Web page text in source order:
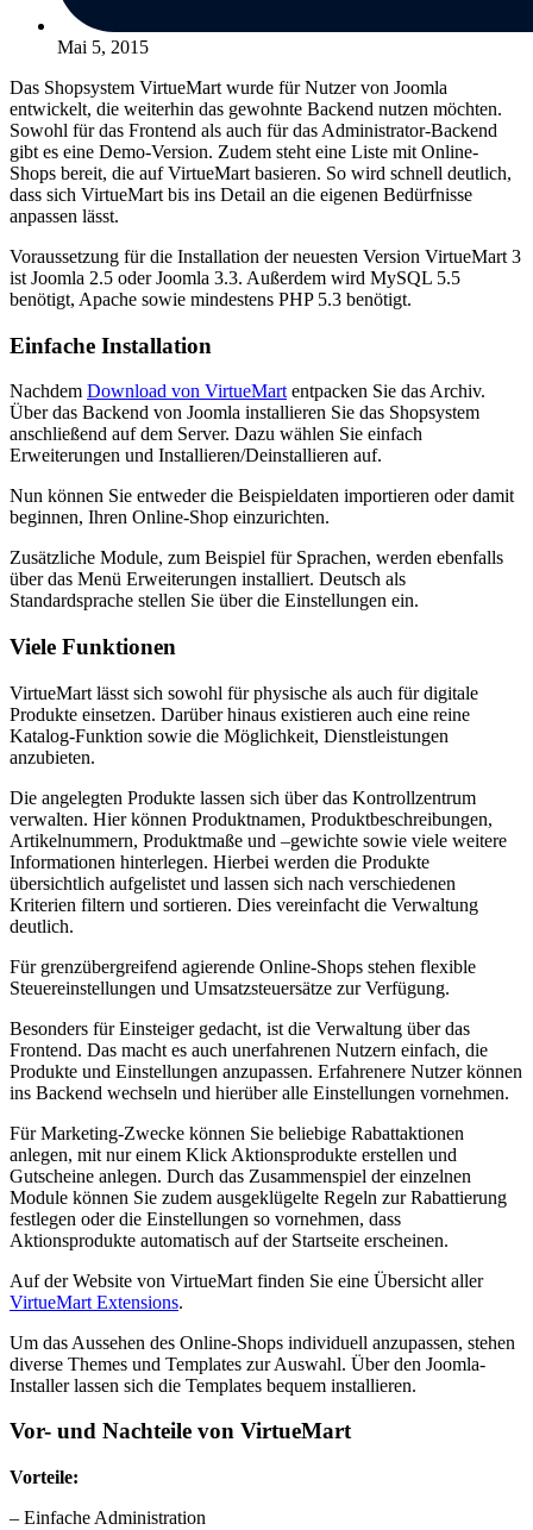
Mai 5, 2015
Das Shopsystem VirtueMart wurde für Nutzer von Joomla
entwickelt, die weiterhin das gewohnte Backend nutzen möchten.
Sowohl für das Frontend als auch für das Administrator-Backend
gibt es eine Demo-Version. Zudem steht eine Liste mit Online-
Shops bereit, die auf VirtueMart basieren. So wird schnell deutlich,
dass sich VirtueMart bis ins Detail an die eigenen Bedürfnisse
anpassen lässt.
Voraussetzung für die Installation der neuesten Version VirtueMart 3
ist Joomla 2.5 oder Joomla 3.3. Außerdem wird MySQL 5.5
benötigt, Apache sowie mindestens PHP 5.3 benötigt.
Einfache Installation
Nachdem Download von VirtueMart entpacken Sie das Archiv.
Über das Backend von Joomla installieren Sie das Shopsystem
anschließend auf dem Server. Dazu wählen Sie einfach
Erweiterungen und Installieren/Deinstallieren auf.
Nun können Sie entweder die Beispieldaten importieren oder damit
beginnen, Ihren Online-Shop einzurichten.
Zusätzliche Module, zum Beispiel für Sprachen, werden ebenfalls
über das Menü Erweiterungen installiert. Deutsch als
Standardsprache stellen Sie über die Einstellungen ein.
Viele Funktionen
VirtueMart lässt sich sowohl für physische als auch für digitale
Produkte einsetzen. Darüber hinaus existieren auch eine reine
Katalog-Funktion sowie die Möglichkeit, Dienstleistungen
anzubieten.
Die angelegten Produkte lassen sich über das Kontrollzentrum
verwalten. Hier können Produktnamen, Produktbeschreibungen,
Artikelnummern, Produktmaße und –gewichte sowie viele weitere
Informationen hinterlegen. Hierbei werden die Produkte
übersichtlich aufgelistet und lassen sich nach verschiedenen
Kriterien filtern und sortieren. Dies vereinfacht die Verwaltung
deutlich.
Für grenzübergreifend agierende Online-Shops stehen flexible
Steuereinstellungen und Umsatzsteuersätze zur Verfügung.
Besonders für Einsteiger gedacht, ist die Verwaltung über das
Frontend. Das macht es auch unerfahrenen Nutzern einfach, die
Produkte und Einstellungen anzupassen. Erfahrenere Nutzer können
ins Backend wechseln und hierüber alle Einstellungen vornehmen.
Für Marketing-Zwecke können Sie beliebige Rabattaktionen
anlegen, mit nur einem Klick Aktionsprodukte erstellen und
Gutscheine anlegen. Durch das Zusammenspiel der einzelnen
Module können Sie zudem ausgeklügelte Regeln zur Rabattierung
festlegen oder die Einstellungen so vornehmen, dass
Aktionsprodukte automatisch auf der Startseite erscheinen.
Auf der Website von VirtueMart finden Sie eine Übersicht aller
VirtueMart Extensions.
Um das Aussehen des Online-Shops individuell anzupassen, stehen
diverse Themes und Templates zur Auswahl. Über den Joomla-
Installer lassen sich die Templates bequem installieren.
Vor- und Nachteile von VirtueMart
Vorteile:
– Einfache Administration